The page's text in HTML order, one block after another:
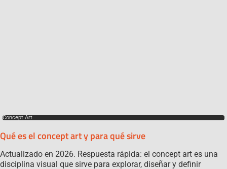
Concept Art
Qué es el concept art y para qué sirve
Actualizado en 2026. Respuesta rápida: el concept art es una
disciplina visual que sirve para explorar, diseñar y definir